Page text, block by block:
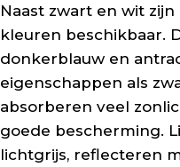
Naast zwart en wit
kleuren beschikbaar.
donkerblauw en
eigenschappen als
absorberen veel
goede bescherming.
lichtgrijs, reflecteren